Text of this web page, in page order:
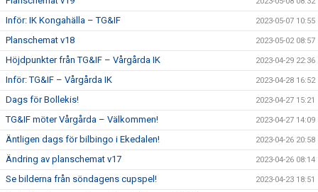
Inför: IK Kongahälla – TG&IF 2023-05-07 10:55
Planschemat v18 2023-05-02 08:57
Höjdpunkter från TG&IF – Vårgårda IK 2023-04-29 22:36
Inför: TG&IF – Vårgårda IK 2023-04-28 16:52
Dags för Bollekis! 2023-04-27 15:21
TG&IF möter Vårgårda – Välkommen! 2023-04-27 14:09
Äntligen dags för bilbingo i Ekedalen! 2023-04-26 20:58
Ändring av planschemat v17 2023-04-26 08:14
Se bilderna från söndagens cupspel! 2023-04-23 18:51